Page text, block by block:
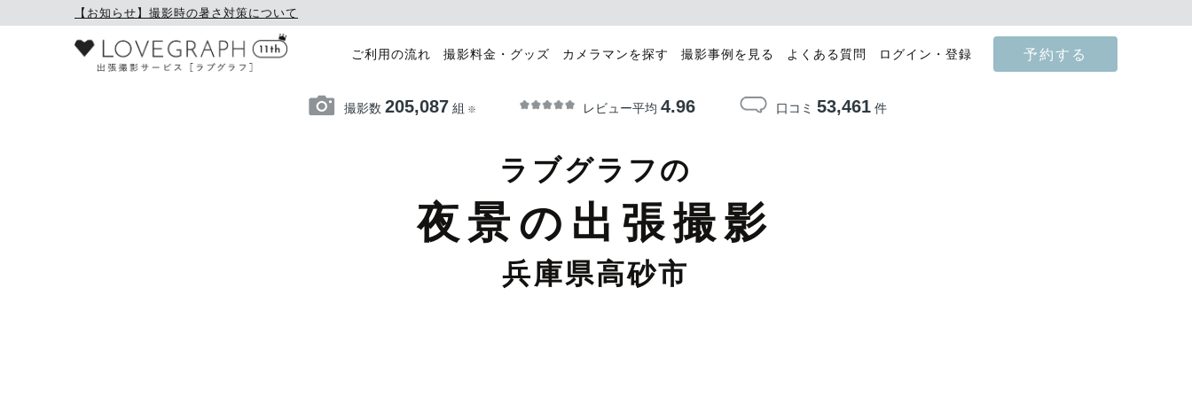
【お知らせ】撮影時の暑さ対策について
ご利用の流れ 撮影料金・グッズ カメラマンを探す 撮影事例を見る よくある質問 ログイン・登録 予約する
撮影数 205,087 組 ※ レビュー平均 4.96 口コミ 53,461件
ラブグラフの
夜景の出張撮影
兵庫県高砂市